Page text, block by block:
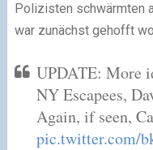
Polizisten schwärmten
war zunächst gehofft
UPDATE: More
NY Escapees,
Again, if seen,
pic.twitter.com/